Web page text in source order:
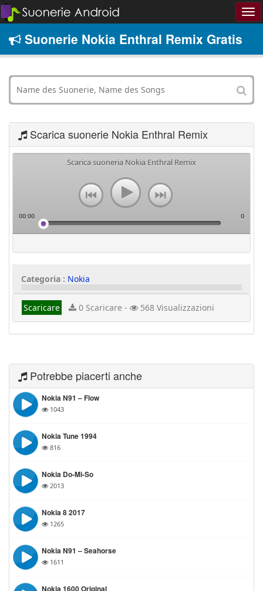
Suonerie Nokia Enthral Remix Gratis
Scarica suonerie Nokia Enthral Remix
Scarica suoneria Nokia Enthral Remix
00:00 0
Categoria : Nokia
Scaricare 0 Scaricare - 568 Visualizzazioni
Potrebbe piacerti anche
Nokia N91 – Flow
1043
Nokia Tune 1994
816
Nokia Do-Mi-So
2013
Nokia 8 2017
1265
Nokia N91 – Seahorse
1611
Nokia 1600 Original